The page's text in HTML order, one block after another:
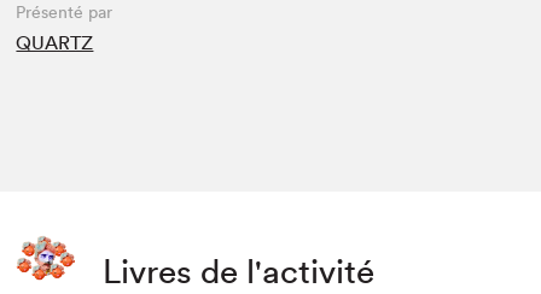
Présenté par
QUARTZ
Livres de l'activité